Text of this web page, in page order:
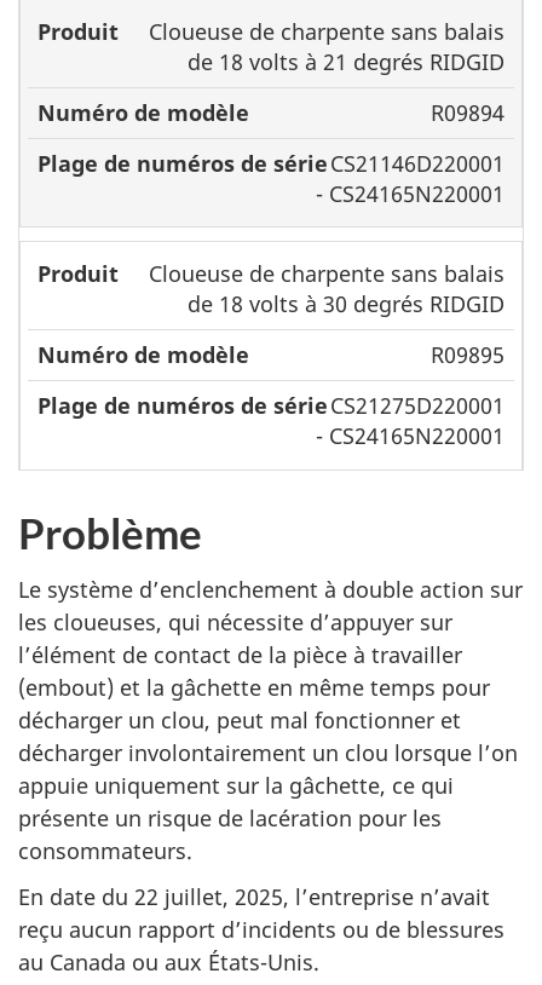
Produit
Numéro
modèle
Plage de
numéros
de série
Cloueuse de charpente sans balais
de 18 volts à 21 degrés RIDGID
R09894
CS21146D220001
- CS24165N220001
Cloueuse de charpente sans balais
de 18 volts à 30 degrés RIDGID
R09895
CS21275D220001
- CS24165N220001
Problème
Le système d’enclenchement à double action sur
les cloueuses, qui nécessite d’appuyer sur
l’élément de contact de la pièce à travailler
(embout) et la gâchette en même temps pour
décharger un clou, peut mal fonctionner et
décharger involontairement un clou lorsque l’on
appuie uniquement sur la gâchette, ce qui
présente un risque de lacération pour les
consommateurs.
En date du 22 juillet, 2025, l’entreprise n’avait
reçu aucun rapport d’incidents ou de blessures
au Canada ou aux États-Unis.